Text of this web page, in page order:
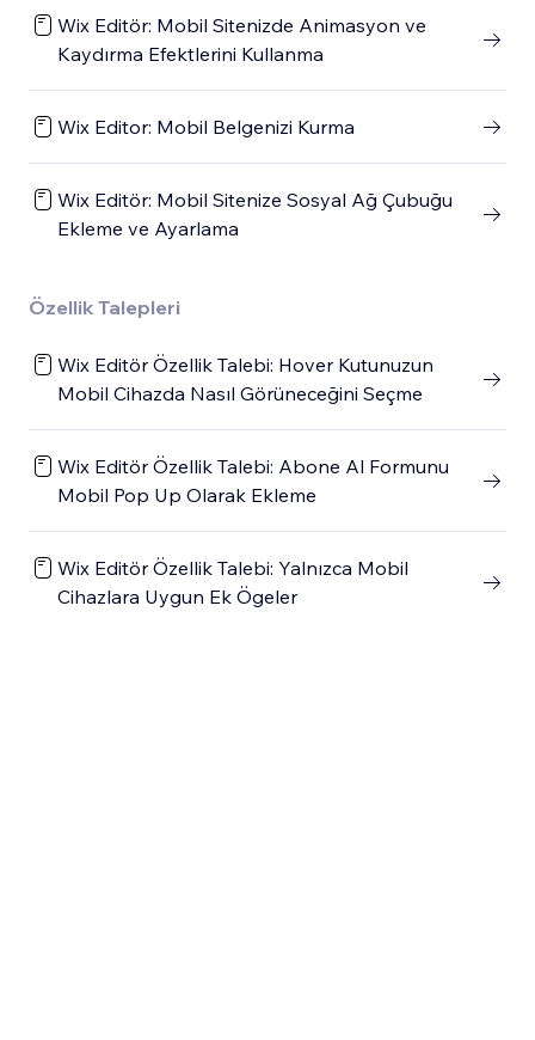
Wix Editör: Mobil Sitenizde Animasyon ve
Kaydırma Efektlerini Kullanma
Wix Editor: Mobil Belgenizi Kurma
Wix Editör: Mobil Sitenize Sosyal Ağ Çubuğu
Ekleme ve Ayarlama
Özellik Talepleri
Wix Editör Özellik Talebi: Hover Kutunuzun
Mobil Cihazda Nasıl Görüneceğini Seçme
Wix Editör Özellik Talebi: Abone Al Formunu
Mobil Pop Up Olarak Ekleme
Wix Editör Özellik Talebi: Yalnızca Mobil
Cihazlara Uygun Ek Ögeler